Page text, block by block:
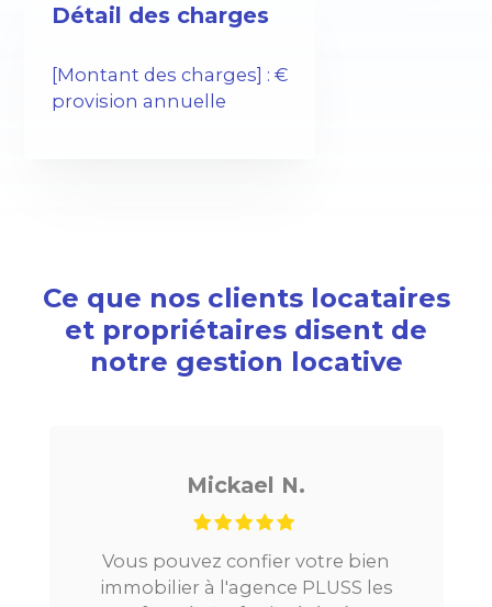
Détail des charges
[Montant des charges] : €
provision annuelle
Ce que nos clients locataires
et propriétaires disent de
notre gestion locative
confier votre bien
l'agence PLUSS les
Je cherchais un
Paris, tout s’est très